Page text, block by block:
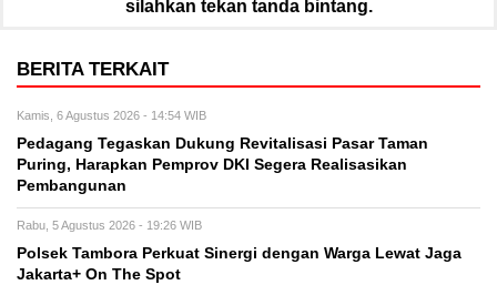
silahkan tekan tanda bintang.
BERITA TERKAIT
Kamis, 6 Agustus 2026 - 14:54 WIB
Pedagang Tegaskan Dukung Revitalisasi Pasar Taman
Puring, Harapkan Pemprov DKI Segera Realisasikan
Pembangunan
Rabu, 5 Agustus 2026 - 19:26 WIB
Polsek Tambora Perkuat Sinergi dengan Warga Lewat Jaga
Jakarta+ On The Spot